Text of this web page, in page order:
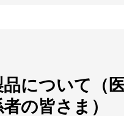
について（
の皆さま）